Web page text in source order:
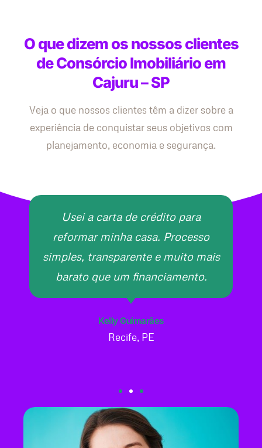
O que dizem os nossos clientes
de Consórcio Imobiliário em
Cajuru – SP
Veja o que nossos clientes têm a dizer sobre a
experiência de conquistar seus objetivos com
planejamento, economia e segurança.
Usei a carta de crédito para
reformar minha casa. Processo
simples, transparente e muito mais
barato que um financiamento.
Kelly Guimarães
Recife, PE